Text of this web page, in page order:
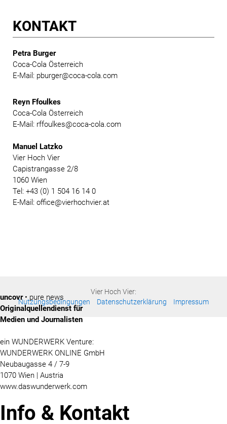
KONTAKT
Petra Burger
Coca-Cola Österreich
E-Mail: pburger@coca-cola.com
Reyn Ffoulkes
Coca-Cola Österreich
E-Mail: rffoulkes@coca-cola.com
Manuel Latzko
Vier Hoch Vier
Capistrangasse 2/8
1060 Wien
Tel: +43 (0) 1 504 16 14 0
E-Mail: office@vierhochvier.at
Vier Hoch Vier:
Nutzungsbedingungen
Datenschutzerklärung Impressum
uncovr• pure news
Originalquellendienst für
Medien und Journalisten
ein WUNDERWERK Venture:
WUNDERWERK ONLINE GmbH
Neubaugasse 4 / 7-9
1070 Wien | Austria
www.daswunderwerk.com
Info & Kontakt